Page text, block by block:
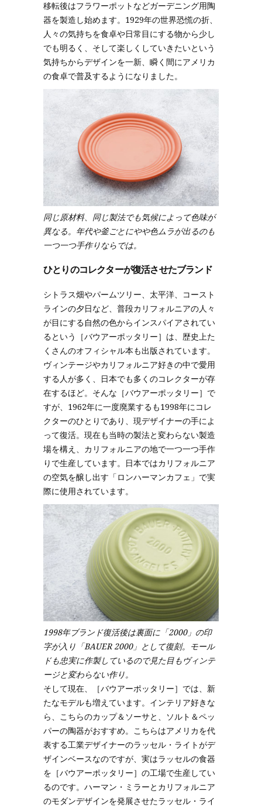
移転後はフラワーポットなどガーデニング用陶
器を製造し始めます。1929年の世界恐慌の折、
人々の気持ちを食卓や日常目にする物から少し
でも明るく、そして楽しくしていきたいという
気持ちからデザインを一新、瞬く間にアメリカ
の食卓で普及するようになりました。
同じ原材料、同じ製法でも気候によって色味が
異なる。年代や釜ごとにやや色ムラが出るのも
一つ一つ手作りならでは。
ひとりのコレクターが復活させたブランド
シトラス畑やパームツリー、太平洋、コースト
ラインの夕日など、普段カリフォルニアの人々
が目にする自然の色からインスパイアされてい
るという［バウアーポッタリー］は、歴史上た
くさんのオフィシャル本も出版されています。
ヴィンテージやカリフォルニア好きの中で愛用
する人が多く、日本でも多くのコレクターが存
在するほど。そんな［バウアーポッタリー］で
すが、1962年に一度廃業するも1998年にコレ
クターのひとりであり、現デザイナーの手によ
って復活。現在も当時の製法と変わらない製造
場を構え、カリフォルニアの地で一つ一つ手作
りで生産しています。日本ではカリフォルニア
の空気を醸し出す「ロンハーマンカフェ」で実
際に使用されています。
1998年ブランド復活後は裏面に「2000」の印
字が入り「BAUER 2000」として復刻。モール
ドも忠実に作製しているので見た目もヴィンテ
ージと変わらない作り。
そして現在、［バウアーポッタリー］では、新
たなモデルも増えています。インテリア好きな
ら、こちらのカップ＆ソーサと、ソルト＆ペッ
パーの陶器がおすすめ。こちらはアメリカを代
表する工業デザイナーのラッセル・ライトがデ
ザインベースなのですが、実はラッセルの食器
を［バウアーポッタリー］の工場で生産してい
るのです。ハーマン・ミラーとカリフォルニア
のモダンデザインを発展させたラッセル・ライ